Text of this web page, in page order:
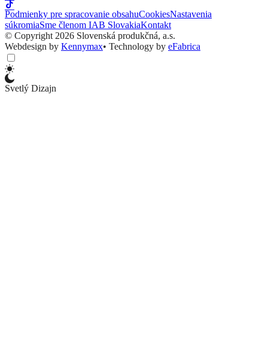
Podmienky pre spracovanie obsahuCookiesNastavenia
súkromiaSme členom IAB SlovakiaKontakt
© Copyright 2026 Slovenská produkčná, a.s.
Webdesign by Kennymax• Technology by eFabrica
Svetlý Dizajn